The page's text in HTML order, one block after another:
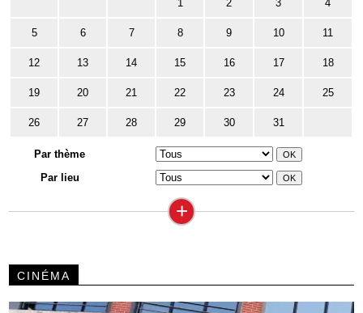
1 2 3 4
5 6 7 8 9 10 11
12 13 14 15 16 17 18
19 20 21 22 23 24 25
26 27 28 29 30 31
Par thème
Par lieu
+
CINÉMA